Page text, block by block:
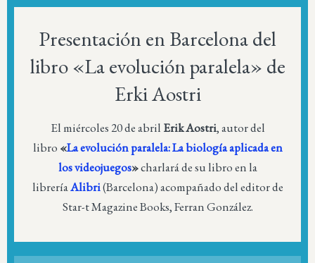
Presentación en Barcelona del
libro «La evolución paralela» de
Erki Aostri
El miércoles 20 de abril Erik Aostri, autor del
libro «La evolución paralela: La biología aplicada en
los videojuegos»charlará de su libro en la
libreríaAlibri(Barcelona) acompañado del editor de
Star-t Magazine Books, Ferran González.